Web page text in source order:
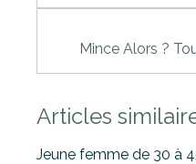
Mince Alors ?
Articles
Jeune femme de 30 à